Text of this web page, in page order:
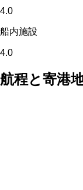
4.0
船内施設
4.0
航程と寄港